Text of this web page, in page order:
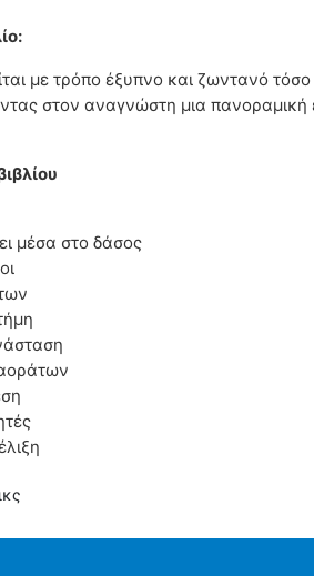
με τρόπο έξυπνο και ζωντανό
στον αναγνώστη μια
μέσα στο δάσος